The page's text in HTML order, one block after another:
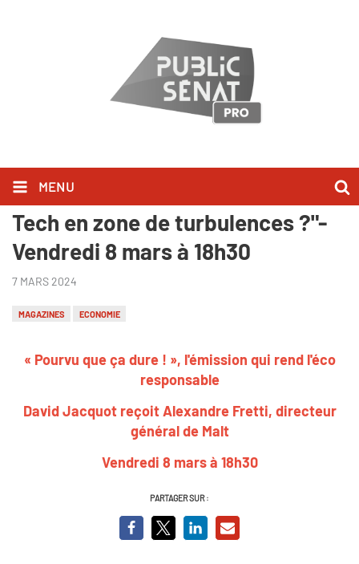
MENU
Pourvu que ça dure ! "La French
Tech en zone de turbulences ?"-
Vendredi 8 mars à 18h30
7 MARS 2024
MAGAZINES ECONOMIE
« Pourvu que ça dure ! », l'émission qui rend l'éco
responsable
David Jacquot reçoit Alexandre Fretti, directeur
général de Malt
Vendredi 8 mars à 18h30
PARTAGER SUR :